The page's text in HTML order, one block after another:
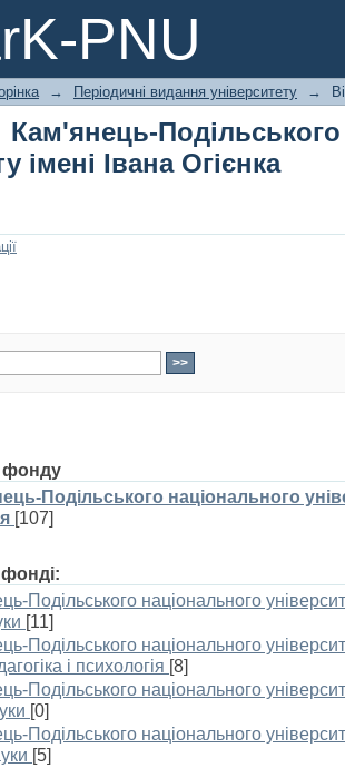
PNU
Подільського
→ Періодичні видання університету →
імені Івана Огієнка
фонду
Подільського національного
[107]
фонді:
Подільського національного
[11]
Подільського національного
і психологія [8]
Подільського національного
[0]
Подільського національного
[5]